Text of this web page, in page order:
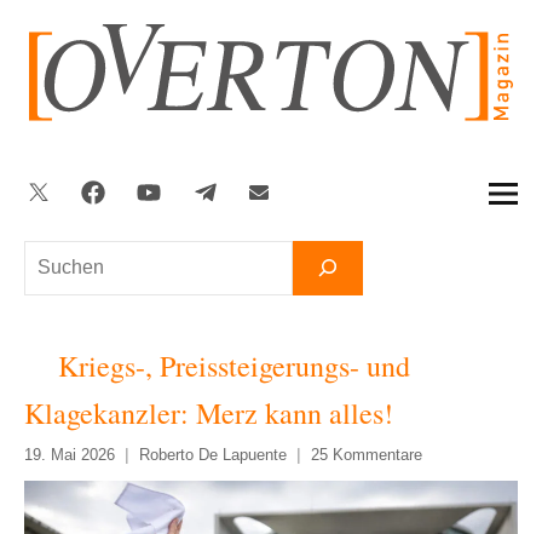
springen
Suchen
Twitter FacebookYouTubeTelegram
Kriegs-, Preissteigerungs- und
Klagekanzler: Merz kann alles!
19. Mai 2026 Roberto De Lapuente 25 Kommentare